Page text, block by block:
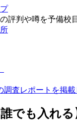
評判や噂を予備校
調査レポートを掲載
でも入れ